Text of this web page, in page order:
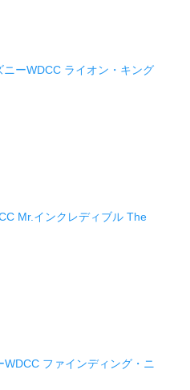
ニーWDCC ライオン・キング
Mr.インクレディブル The
WDCC ファインディング・ニ